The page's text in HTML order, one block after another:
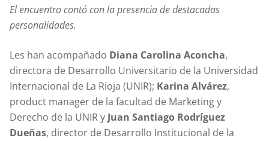
El encuentro contó con la presencia de destacadas
personalidades.
Les han acompañado Diana Carolina Aconcha,
directora de Desarrollo Universitario de la Universidad
Internacional de La Rioja (UNIR); Karina Alvárez,
product manager de la facultad de Marketing y
Derecho de la UNIR y Juan Santiago Rodríguez
Dueñas, director de Desarrollo Institucional de la